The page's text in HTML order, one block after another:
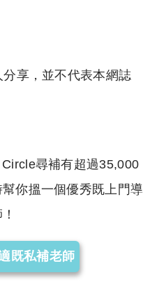
享，並不代表本網誌
尋補有超過35,000
你搵一個優秀既上門導
既私補老師